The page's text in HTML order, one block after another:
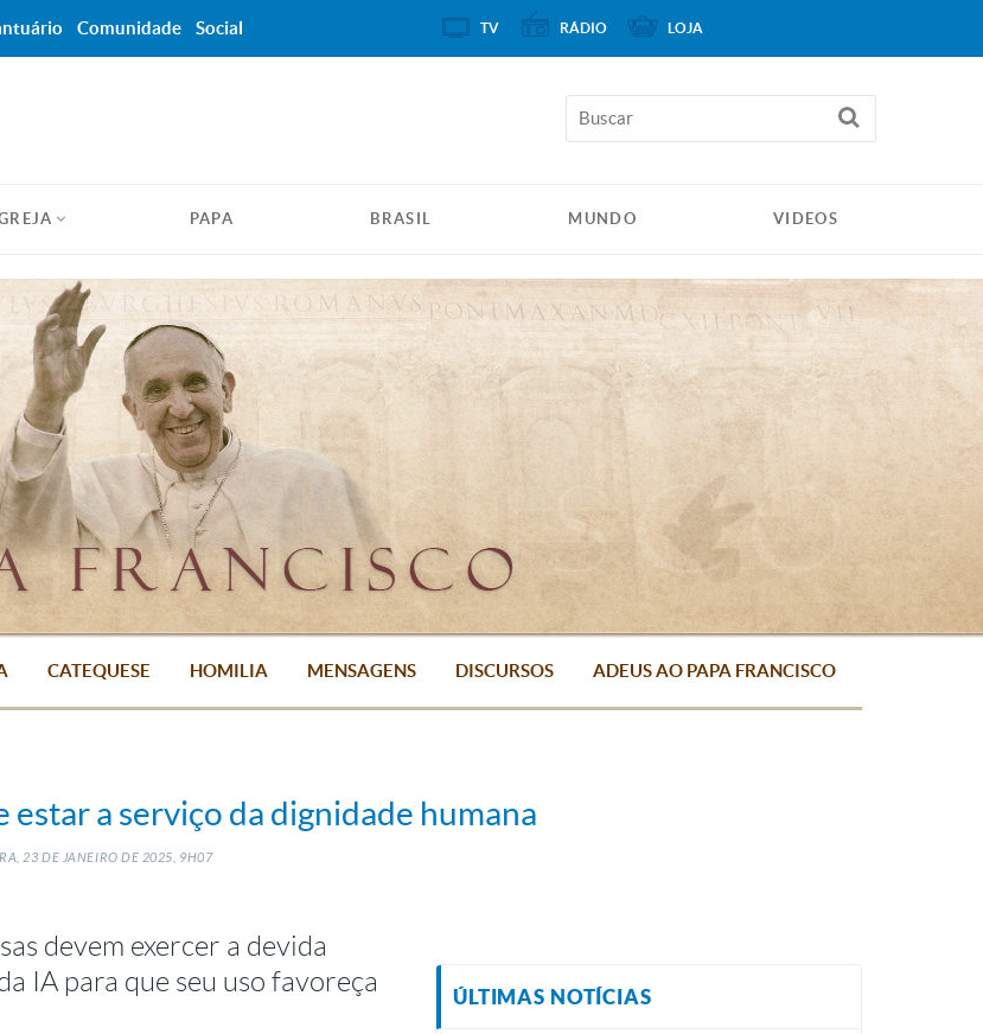
PAPA BRASIL MUNDO VIDEOS
CATEQUESE HOMILIA MENSAGENS DISCURSOS ADEUS AO PAPA FRANCISCO
estar a serviço da dignidade humana
23 DE JANEIRO DE 2025, 9H07
devem exercer a devida
IA para que seu uso favoreça
ÚLTIMAS NOTÍCIAS
Comunidade Social TV RÁDIO LOJA